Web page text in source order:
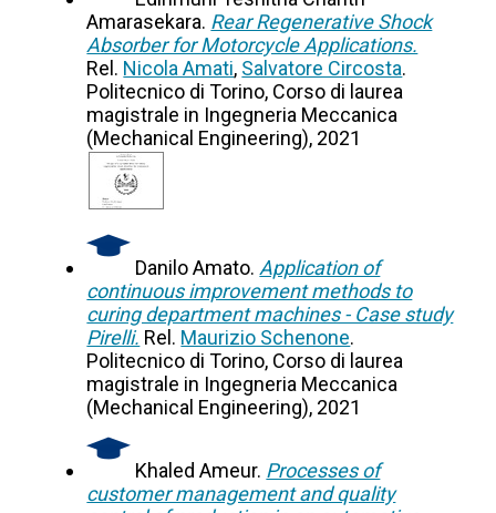
Amarasekara. Rear Regenerative Shock
Absorber for Motorcycle Applications.
Rel. Nicola Amati, Salvatore Circosta.
Politecnico di Torino, Corso di laurea
magistrale in Ingegneria Meccanica
(Mechanical Engineering), 2021
Danilo Amato. Application of
continuous improvement methods to
curing department machines - Case study
Pirelli. Rel. Maurizio Schenone.
Politecnico di Torino, Corso di laurea
magistrale in Ingegneria Meccanica
(Mechanical Engineering), 2021
Khaled Ameur. Processes of
customer management and quality